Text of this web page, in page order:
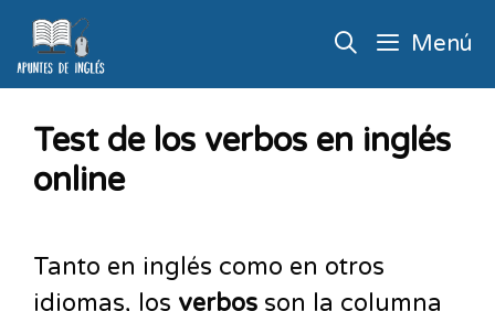
Menú
Test de los verbos en inglés
online
Tanto en inglés como en otros
idiomas, los verbos son la columna